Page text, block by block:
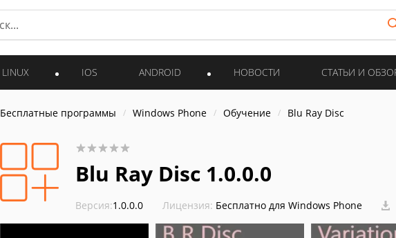
LINUX IOS ANDROID НОВОСТИ СТАТЬИ И
Бесплатные программы Windows Phone Обучение Blu Ray Disc
Blu Ray Disc 1.0.0.0
Версия:1.0.0.0 Лицензия: Бесплатно для Windows Phone